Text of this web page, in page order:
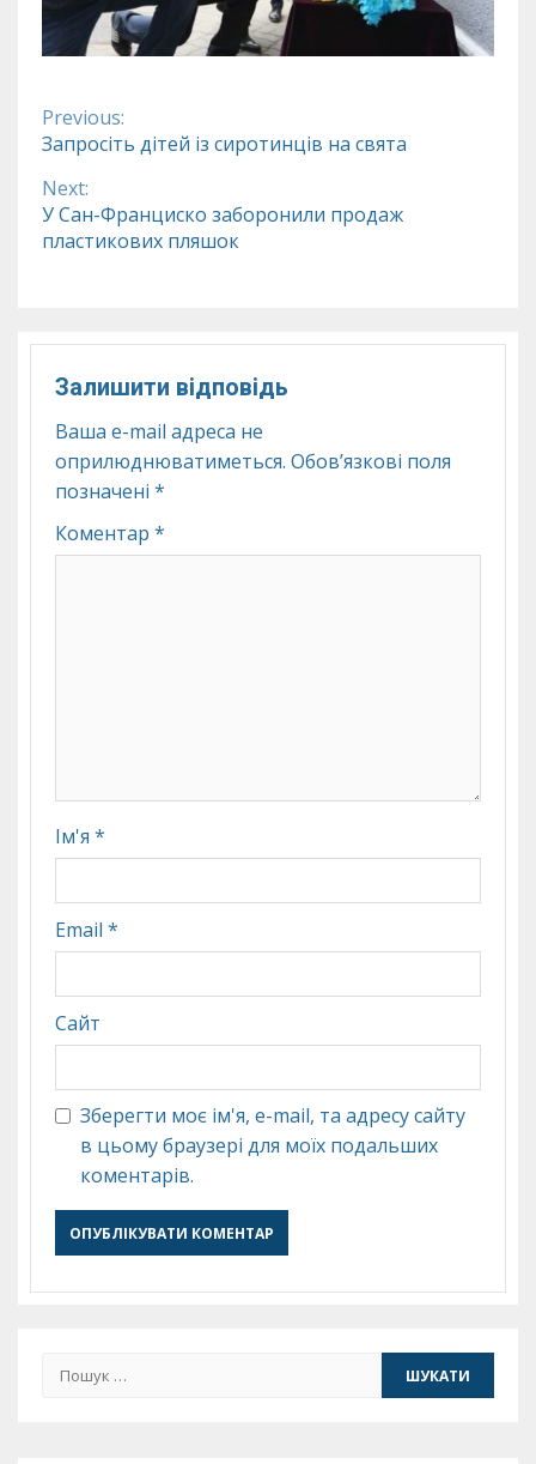
Continue
Reading
Previous:
Запросіть дітей із сиротинців на свята
Next:
У Сан-Франциско заборонили продаж
пластикових пляшок
Залишити відповідь
Ваша e-mail адреса не
оприлюднюватиметься. Обов’язкові поля
позначені *
Коментар *
Ім'я *
Email *
Сайт
Зберегти моє ім'я, e-mail, та адресу сайту
в цьому браузері для моїх подальших
коментарів.
Пошук: